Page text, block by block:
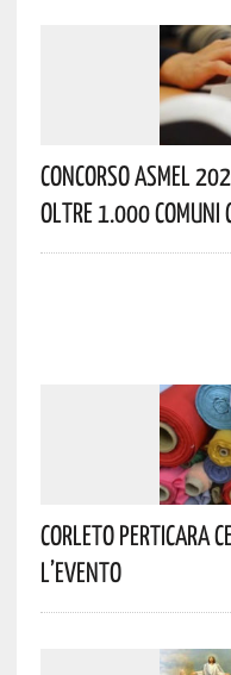
Concorso Asmel
Oltre 1.000 Comuni
Corleto Perticara
L’evento